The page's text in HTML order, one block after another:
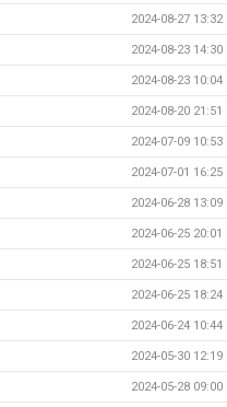
2024-08-27 13:32
2024-08-23 14:30
2024-08-23 10:04
2024-08-20 21:51
2024-07-09 10:53
2024-07-01 16:25
2024-06-28 13:09
2024-06-25 20:01
2024-06-25 18:51
2024-06-25 18:24
2024-06-24 10:44
2024-05-30 12:19
2024-05-28 09:00